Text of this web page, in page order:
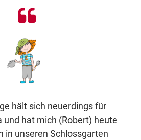
hält sich neuerdings für
und hat mich (Robert) heute
in unseren Schlossgarten